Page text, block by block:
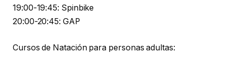
19:00-19:45: Spinbike
20:00-20:45: GAP
Cursos de Natación para personas adultas: